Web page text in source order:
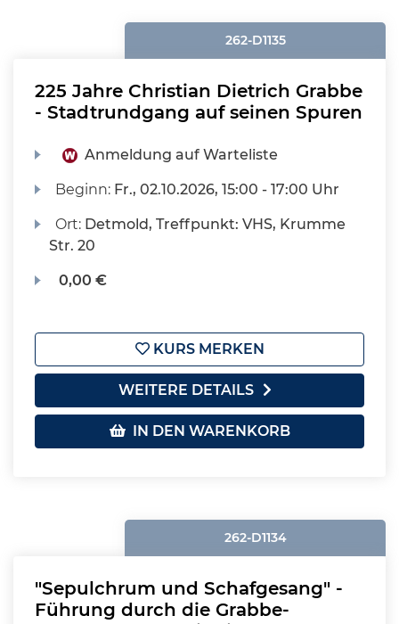
262-D1135
225 Jahre Christian Dietrich Grabbe
- Stadtrundgang auf seinen Spuren
Anmeldung auf Warteliste
Beginn: Fr., 02.10.2026, 15:00 - 17:00 Uhr
Ort: Detmold, Treffpunkt: VHS, Krumme
Str. 20
0,00 €
KURS MERKEN
WEITERE DETAILS
IN DEN WARENKORB
262-D1134
"Sepulchrum und Schafgesang" -
Führung durch die Grabbe-